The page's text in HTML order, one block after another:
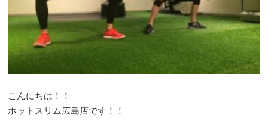
こんにちは！！
ホットスリム広島店です！！